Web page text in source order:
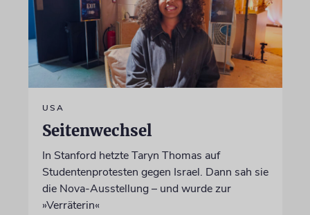
USA
Seitenwechsel
In Stanford hetzte Taryn Thomas auf
Studentenprotesten gegen Israel. Dann sah sie
die Nova-Ausstellung – und wurde zur
»Verräterin«